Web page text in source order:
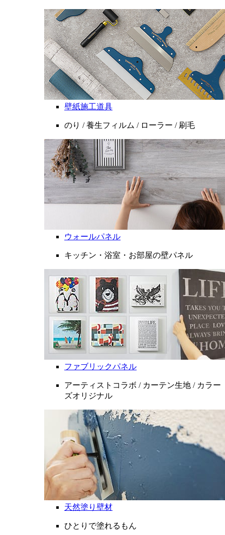
壁紙施工道具
のり / 養生フィルム / ローラー / 刷毛
ウォールパネル
キッチン・浴室・お部屋の壁パネル
ファブリックパネル
アーティストコラボ / カーテン生地 / カラー
ズオリジナル
天然塗り壁材
ひとりで塗れるもん